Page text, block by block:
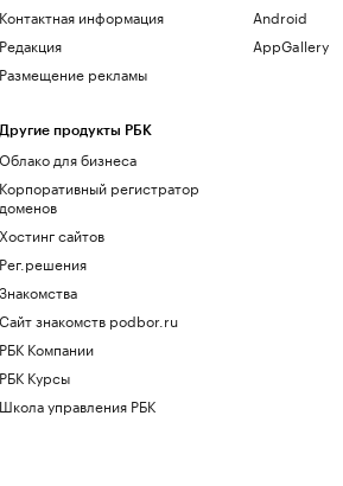
Контактная информация
Редакция
Размещение рекламы
Другие продукты РБК
Облако для бизнеса
Корпоративный регистратор
доменов
Хостинг сайтов
Рег.решения
Знакомства
Сайт знакомств podbor.ru
РБК Компании
РБК Курсы
Школа управления РБК
Android
AppGallery